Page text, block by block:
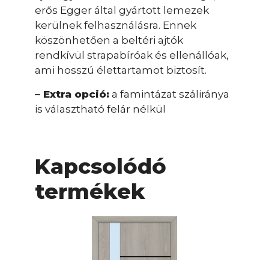
erős Egger által gyártott lemezek
kerülnek felhasználásra. Ennek
köszönhetően a beltéri ajtók
rendkívül strapabíróak és ellenállóak,
ami hosszú élettartamot biztosít.
– Extra opció: a famintázat száliránya
is választható felár nélkül
Kapcsolódó
termékek